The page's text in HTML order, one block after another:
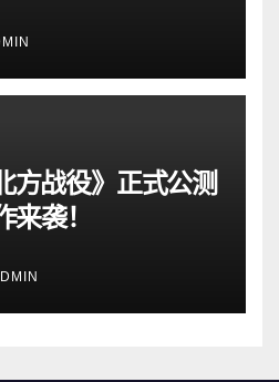
方战役》正式公测
袭！